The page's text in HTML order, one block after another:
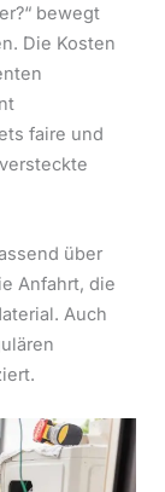
bewegt
Die Kosten
faire und
über
Anfahrt, die
Auch